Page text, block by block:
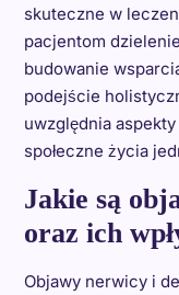
skuteczne w
pacjentom
budowanie
podejście
uwzględnia
społeczne życia
Jakie są
oraz ich
Objawy nerwicy i